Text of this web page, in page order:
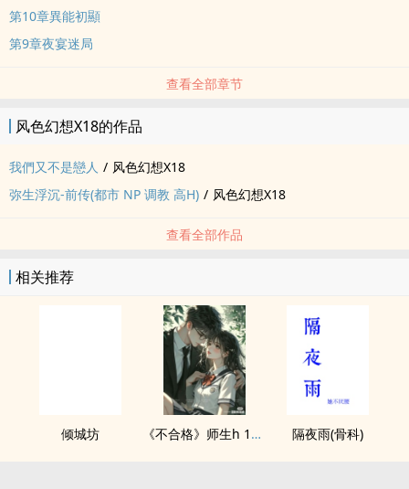
於明白——她追逐的強者從未珍惜過她，而她忽視的弱者，一直在用
院，她終於學會看向身邊。可他還會在原地嗎？
第10章異能初顯
第9章夜宴迷局
查看全部章节
风色幻想X18的作品
我們又不是戀人 / 风色幻想X18
弥生浮沉-前传(都市 NP 调教 高H) / 风色幻想X18
查看全部作品
相关推荐
倾城坊 《不合格》师生h 1v1 He 隔夜雨(骨科)